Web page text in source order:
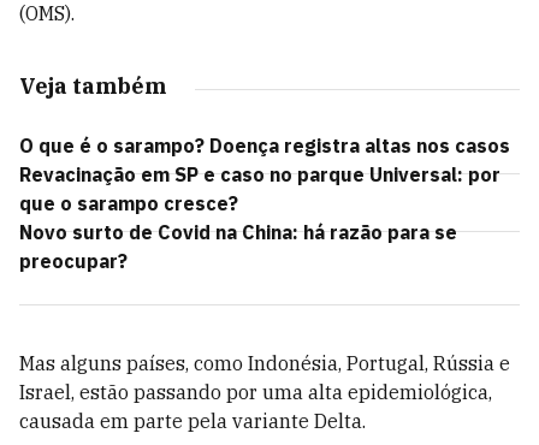
(OMS).
Veja também
O que é o sarampo? Doença registra altas nos casos
Revacinação em SP e caso no parque Universal: por
que o sarampo cresce?
Novo surto de Covid na China: há razão para se
preocupar?
Mas alguns países, como Indonésia, Portugal, Rússia e
Israel, estão passando por uma alta epidemiológica,
causada em parte pela variante Delta.